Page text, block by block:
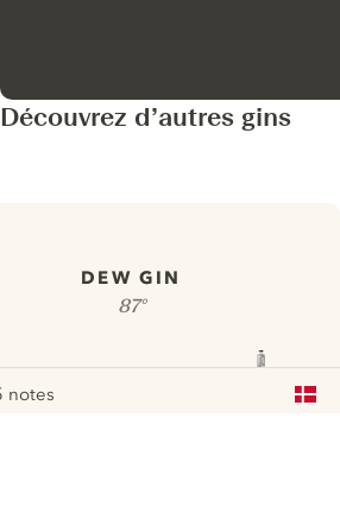
Découvrez d’autres gins
DEW GIN
87°
notes